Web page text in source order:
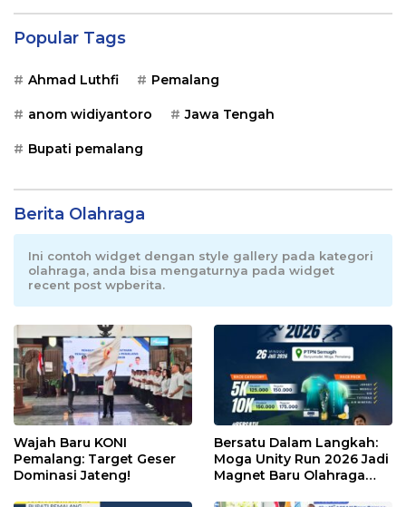
Popular Tags
Ahmad Luthfi Pemalang
anom widiyantoro Jawa Tengah
Bupati pemalang
Berita Olahraga
Ini contoh widget dengan style gallery pada kategori
olahraga, anda bisa mengaturnya pada widget
recent post wpberita.
Wajah Baru KONI
Pemalang: Target Geser
Dominasi Jateng!
Bersatu Dalam Langkah:
Moga Unity Run 2026 Jadi
Magnet Baru Olahraga